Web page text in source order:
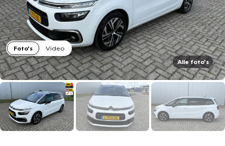
Foto's
Video
Alle foto's